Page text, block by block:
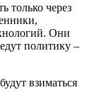
только через
Они
политику –
взиматься